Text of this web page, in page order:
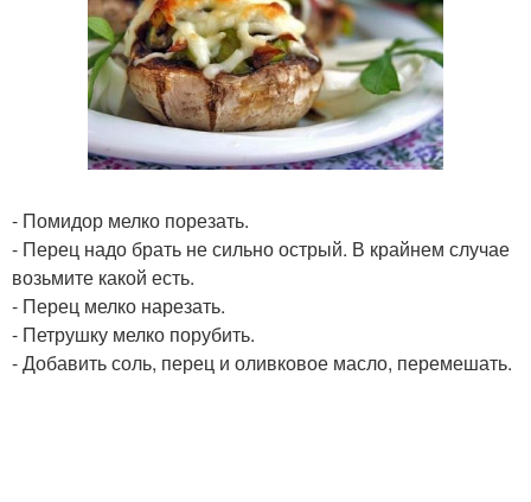
- Помидор мелко порезать.
- Перец надо брать не сильно острый. В крайнем случае
возьмите какой есть.
- Перец мелко нарезать.
- Петрушку мелко порубить.
- Добавить соль, перец и оливковое масло, перемешать.